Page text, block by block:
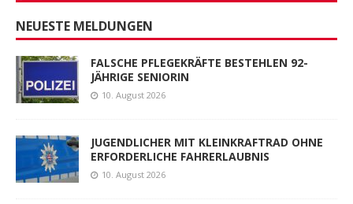
NEUESTE MELDUNGEN
FALSCHE PFLEGEKRÄFTE BESTEHLEN 92-
JÄHRIGE SENIORIN
10. August 2026
JUGENDLICHER MIT KLEINKRAFTRAD OHNE
ERFORDERLICHE FAHRERLAUBNIS
10. August 2026